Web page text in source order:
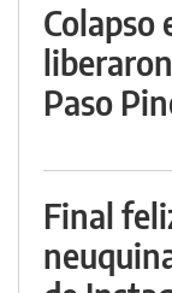
Colapso
Paso
Final